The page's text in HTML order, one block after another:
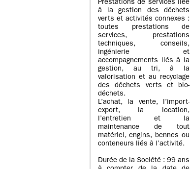
Prestations de services liée
à la gestion des déchets
verts et activités connexes :
toutes prestations de
services, prestations
techniques, conseils,
ingénierie et
accompagnements liés à la
gestion, au tri, à la
valorisation et au recyclage
des déchets verts et bio-
déchets.
L’achat, la vente, l’import-
export, la location,
l’entretien et la
maintenance de tout
matériel, engins, bennes ou
conteneurs liés à l’activité.
Durée de la Société : 99 ans